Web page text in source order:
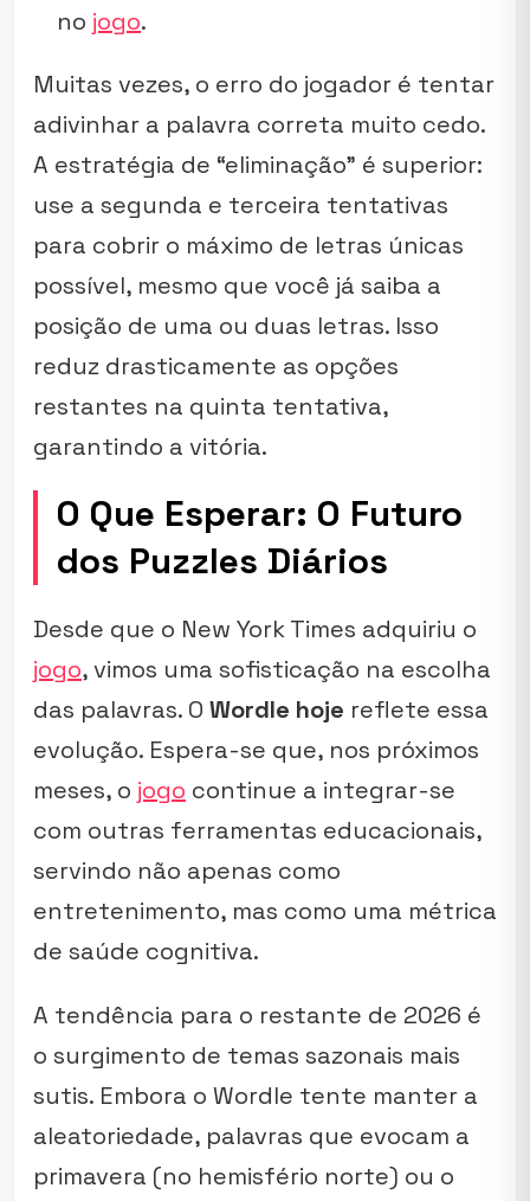
no jogo.
Muitas vezes, o erro do jogador é tentar
adivinhar a palavra correta muito cedo.
A estratégia de “eliminação” é superior:
use a segunda e terceira tentativas
para cobrir o máximo de letras únicas
possível, mesmo que você já saiba a
posição de uma ou duas letras. Isso
reduz drasticamente as opções
restantes na quinta tentativa,
garantindo a vitória.
O Que Esperar: O Futuro
dos Puzzles Diários
Desde que o New York Times adquiriu o
jogo, vimos uma sofisticação na escolha
das palavras. O Wordle hoje reflete essa
evolução. Espera-se que, nos próximos
meses, o jogo continue a integrar-se
com outras ferramentas educacionais,
servindo não apenas como
entretenimento, mas como uma métrica
de saúde cognitiva.
A tendência para o restante de 2026 é
o surgimento de temas sazonais mais
sutis. Embora o Wordle tente manter a
aleatoriedade, palavras que evocam a
primavera (no hemisfério norte) ou o